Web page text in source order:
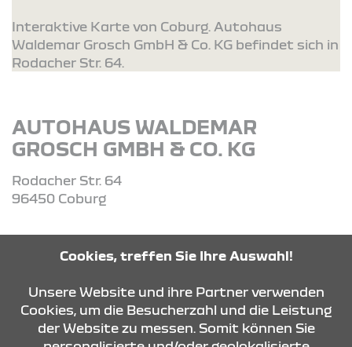
Interaktive Karte von Coburg. Autohaus
Waldemar Grosch GmbH & Co. KG befindet sich in
Rodacher Str. 64.
AUTOHAUS WALDEMAR
GROSCH GMBH & CO. KG
Rodacher Str. 64
96450 Coburg
ROUTE PLANEN
Cookies, treffen Sie Ihre Auswahl!
Unsere Website und ihre Partner verwenden
Cookies, um die Besucherzahl und die Leistung
der Website zu messen. Somit können Sie